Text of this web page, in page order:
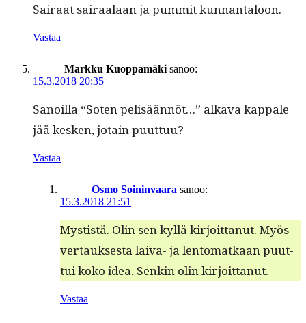
Sairaat sairaalaan ja pum­mit kunnantaloon.
Vastaa
Markku Kuoppamäki sanoo:
15.3.2018 20:35
Sanoil­la “Soten pelisään­nöt…” alka­va kap­pale
jää kesken, jotain puuttuu?
Vastaa
Osmo Soininvaara sanoo:
15.3.2018 21:51
Mys­tistä. Olin sen kyl­lä kir­joit­tanut. Myös
ver­tauk­ses­ta lai­va- ja lentomatkaan puut­
tui koko idea. Senkin olin kirjoittanut.
Vastaa